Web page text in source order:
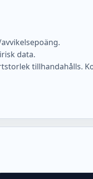
data.
tillhandahålls.